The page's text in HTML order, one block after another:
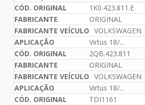
1K0.423.811.E
ORIGINAL
VOLKSWAGEN
Virtus 18/...
2QB.423.811
ORIGINAL
VOLKSWAGEN
Virtus 18/...
TDI1161